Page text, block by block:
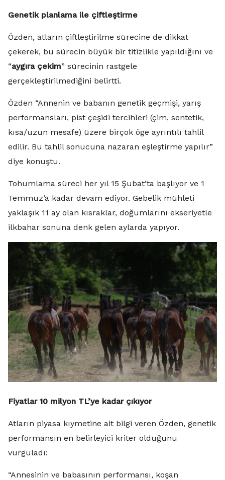
Genetik planlama ile çiftleştirme
Özden, atların çiftleştirilme sürecine de dikkat
çekerek, bu sürecin büyük bir titizlikle yapıldığını ve
“aygıra çekim” sürecinin rastgele
gerçekleştirilmediğini belirtti.
Özden “Annenin ve babanın genetik geçmişi, yarış
performansları, pist çeşidi tercihleri (çim, sentetik,
kısa/uzun mesafe) üzere birçok öge ayrıntılı tahlil
edilir. Bu tahlil sonucuna nazaran eşleştirme yapılır”
diye konuştu.
Tohumlama süreci her yıl 15 Şubat’ta başlıyor ve 1
Temmuz’a kadar devam ediyor. Gebelik mühleti
yaklaşık 11 ay olan kısraklar, doğumlarını ekseriyetle
ilkbahar sonuna denk gelen aylarda yapıyor.
Fiyatlar 10 milyon TL’ye kadar çıkıyor
Atların piyasa kıymetine ait bilgi veren Özden, genetik
performansın en belirleyici kriter olduğunu
vurguladı:
“Annesinin ve babasının performansı, koşan